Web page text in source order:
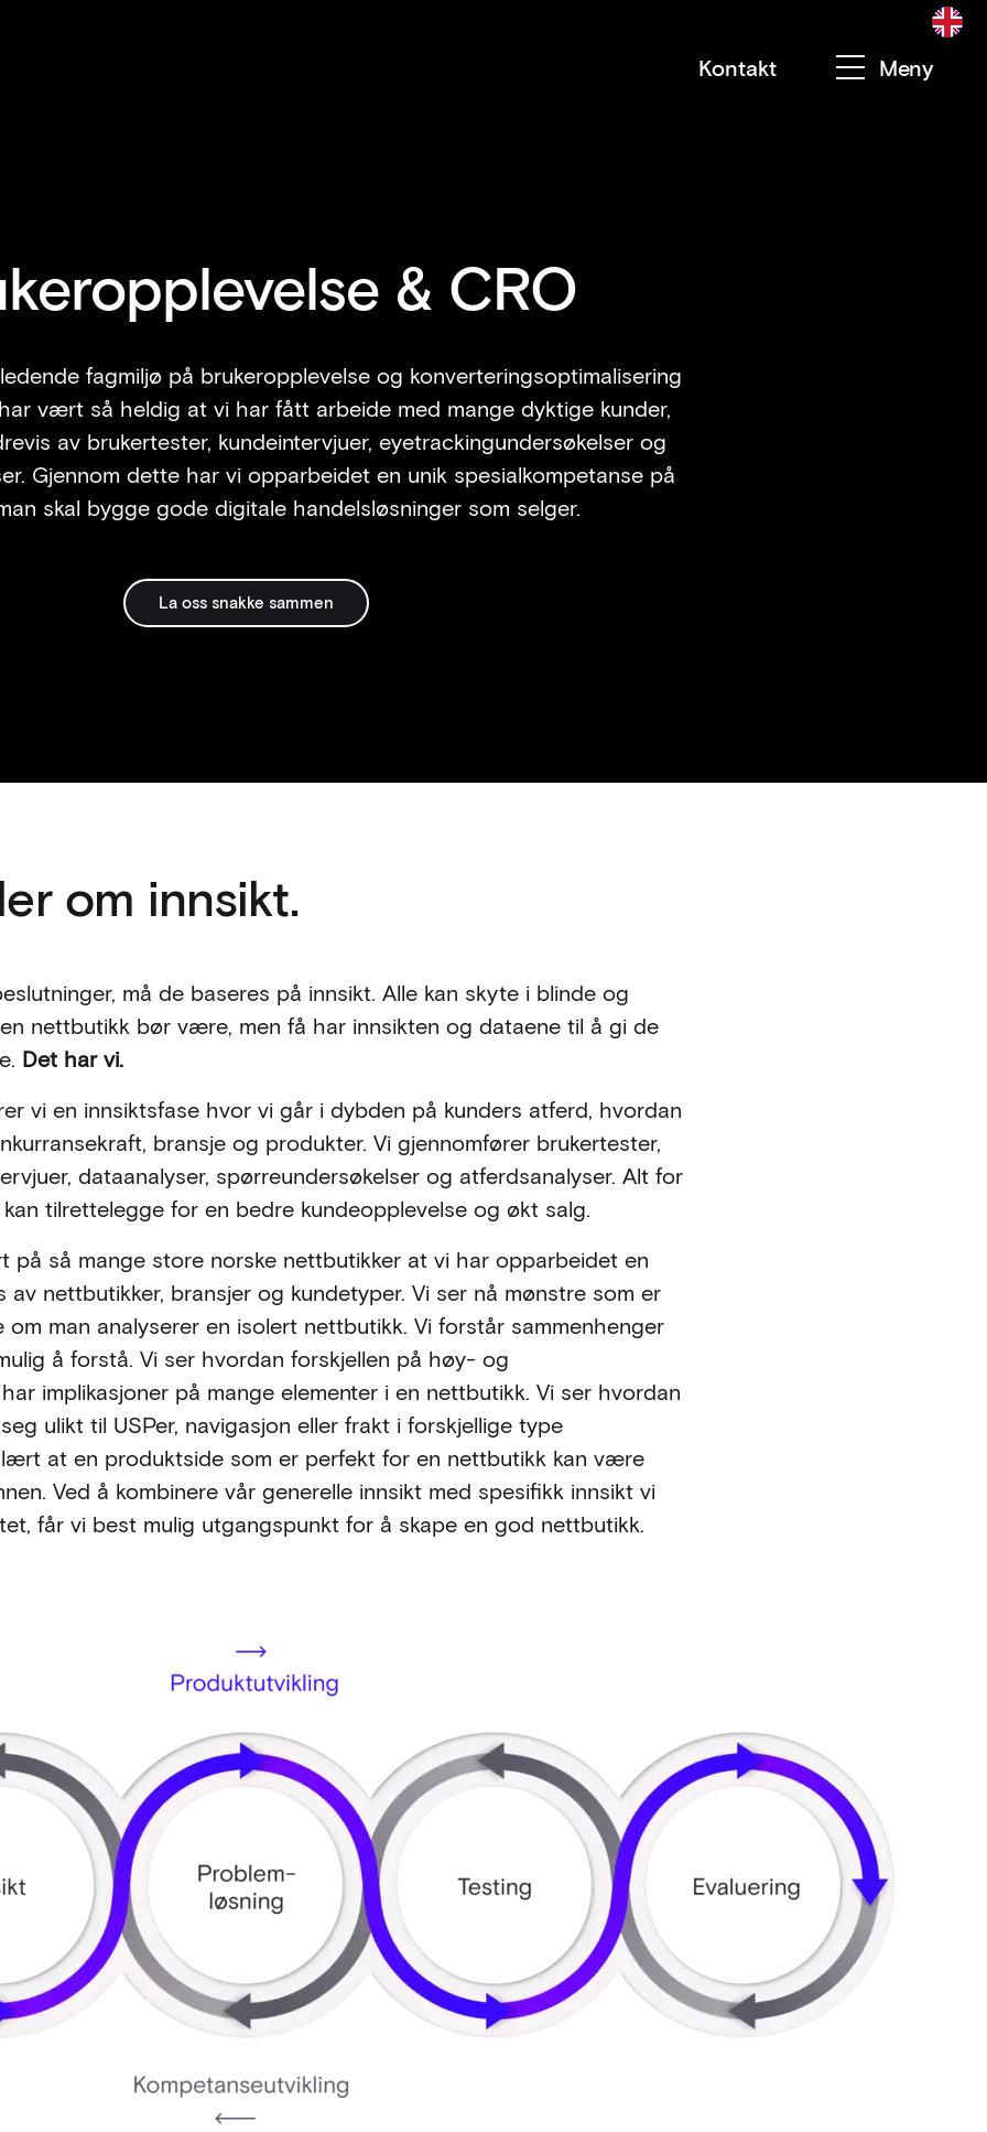
Meny
Kontakt
& CRO
fagmiljø på brukeropplevelse og konverteringsoptimalisering
vært så heldig at vi har fått arbeide med mange dyktige kunder,
av brukertester, kundeintervjuer, eyetrackingundersøkelser og
Gjennom dette har vi opparbeidet en unik spesialkompetanse på
skal bygge gode digitale handelsløsninger som selger.
La oss snakke sammen
om innsikt.
må de baseres på innsikt. Alle kan skyte i blinde og
nettbutikk bør være, men få har innsikten og dataene til å gi de
Det har vi.
vi en innsiktsfase hvor vi går i dybden på kunders atferd, hvordan
bransje og produkter. Vi gjennomfører brukertester,
dataanalyser, spørreundersøkelser og atferdsanalyser. Alt for
tilrettelegge for en bedre kundeopplevelse og økt salg.
på så mange store norske nettbutikker at vi har opparbeidet en
av nettbutikker, bransjer og kundetyper. Vi ser nå mønstre som er
om man analyserer en isolert nettbutikk. Vi forstår sammenhenger
å forstå. Vi ser hvordan forskjellen på høy- og
implikasjoner på mange elementer i en nettbutikk. Vi ser hvordan
ulikt til USPer, navigasjon eller frakt i forskjellige type
at en produktside som er perfekt for en nettbutikk kan være
Ved å kombinere vår generelle innsikt med spesifikk innsikt vi
får vi best mulig utgangspunkt for å skape en god nettbutikk.